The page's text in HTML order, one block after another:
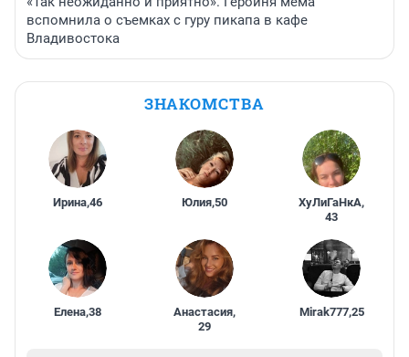
вспомнила о съемках с гуру пикапа в кафе
Владивостока
ЗНАКОМСТВА
Ирина,46 Юлия,50 ХуЛиГаНкА,
43
Елена,38 Анастасия,
29
Mirak777,25